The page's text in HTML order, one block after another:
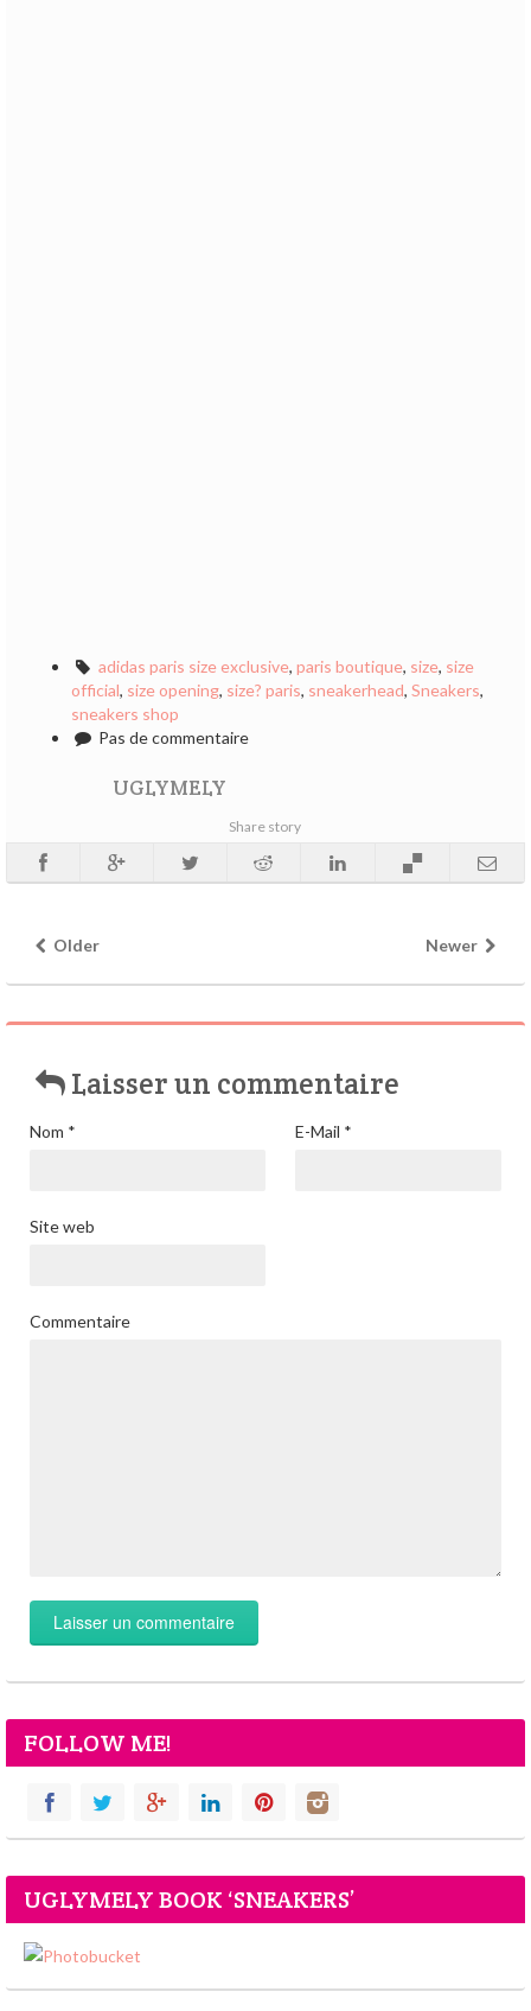
adidas paris size exclusive, paris boutique, size, size
official, size opening, size? paris, sneakerhead, Sneakers,
sneakers shop
Pas de commentaire
UGLYMELY
Share story
Older Newer
Laisser un commentaire
Nom * E-Mail *
Site web
Commentaire
FOLLOW ME!
UGLYMELY BOOK ‘SNEAKERS’